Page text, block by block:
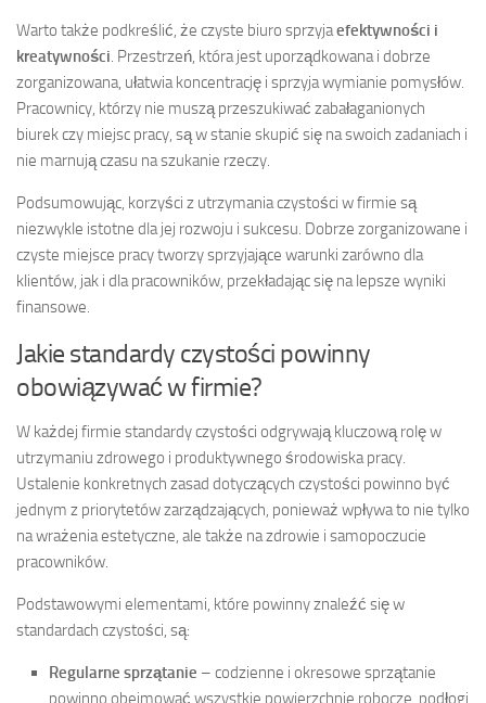
Warto także podkreślić, że czyste biuro sprzyjaefektywności i
kreatywności. Przestrzeń, która jest uporządkowana i dobrze
zorganizowana, ułatwia koncentrację i sprzyja wymianie pomysłów.
Pracownicy, którzy nie muszą przeszukiwać zabałaganionych
biurek czy miejsc pracy, są w stanie skupić się na swoich zadaniach i
nie marnują czasu na szukanie rzeczy.
Podsumowując, korzyści z utrzymania czystości w firmie są
niezwykle istotne dla jej rozwoju i sukcesu. Dobrze zorganizowane i
czyste miejsce pracy tworzy sprzyjające warunki zarówno dla
klientów, jak i dla pracowników, przekładając się na lepsze wyniki
finansowe.
Jakie standardy czystości powinny
obowiązywać w firmie?
W każdej firmie standardy czystości odgrywają kluczową rolę w
utrzymaniu zdrowego i produktywnego środowiska pracy.
Ustalenie konkretnych zasad dotyczących czystości powinno być
jednym z priorytetów zarządzających, ponieważ wpływa to nie tylko
na wrażenia estetyczne, ale także na zdrowie i samopoczucie
pracowników.
Podstawowymi elementami, które powinny znaleźć się w
standardach czystości, są:
Regularne sprzątanie – codzienne i okresowe sprzątanie
powinno obejmować wszystkie powierzchnie robocze, podłogi